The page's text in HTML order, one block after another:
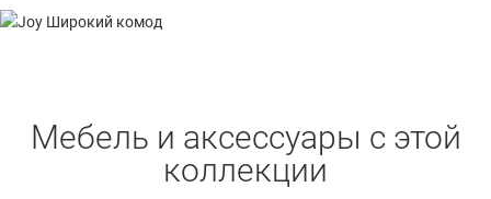
Mебель и аксессуары с этой
коллекции